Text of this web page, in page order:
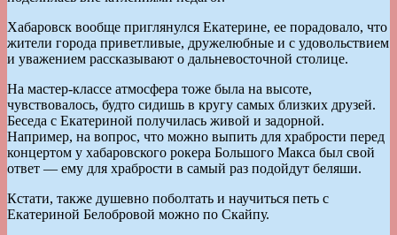
Хабаровск вообще приглянулся Екатерине, ее порадовало, что
жители города приветливые, дружелюбные и с удовольствием
и уважением рассказывают о дальневосточной столице.
На мастер-классе атмосфера тоже была на высоте,
чувствовалось, будто сидишь в кругу самых близких друзей.
Беседа с Екатериной получилась живой и задорной.
Например, на вопрос, что можно выпить для храбрости перед
концертом у хабаровского рокера Большого Макса был свой
ответ — ему для храбрости в самый раз подойдут беляши.
Кстати, также душевно поболтать и научиться петь с
Екатериной Белобровой можно по Скайпу.